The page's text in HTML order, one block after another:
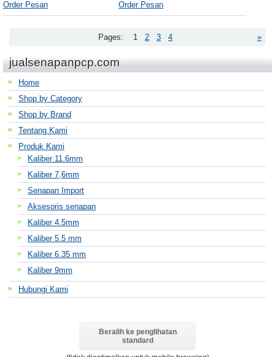
Order Pesan Order Pesan
»
Pages: 1 2 3 4
jualsenapanpcp.com
Home
Shop by Category
Shop by Brand
Tentang Kami
Produk Kami
Kaliber 11.6mm
Kaliber 7,6mm
Senapan Import
Aksesoris senapan
Kaliber 4.5mm
Kaliber 5.5 mm
Kaliber 6.35 mm
Kaliber 9mm
Hubungi Kami
Beralih ke penglihatan
standard